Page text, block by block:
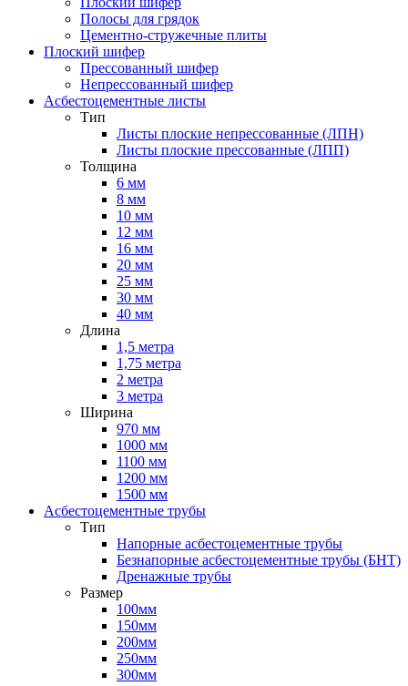
Полосы для грядок
Цементно-стружечные плиты
Плоский шифер
Прессованный шифер
Непрессованный шифер
Асбестоцементные листы
Тип
Листы плоские непрессованные (ЛПН)
Листы плоские прессованные (ЛПП)
Толщина
6 мм
8 мм
10 мм
12 мм
16 мм
20 мм
25 мм
30 мм
40 мм
Длина
1,5 метра
1,75 метра
2 метра
3 метра
Ширина
970 мм
1000 мм
1100 мм
1200 мм
1500 мм
Асбестоцементные трубы
Тип
Напорные асбестоцементные трубы
Безнапорные асбестоцементные трубы (БНТ)
Дренажные трубы
Размер
100мм
150мм
200мм
250мм
300мм